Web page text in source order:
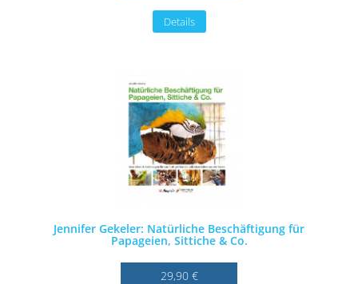
Details
Jennifer Gekeler: Natürliche Beschäftigung für
Papageien, Sittiche & Co.
29,90 €